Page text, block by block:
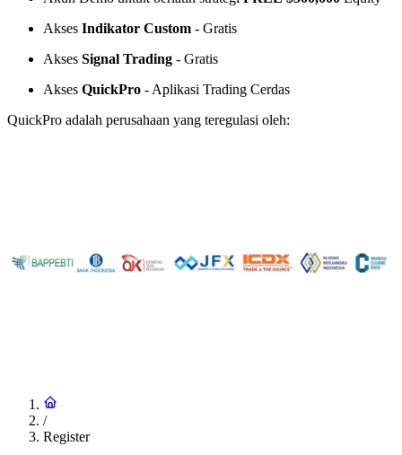
Akses Indikator Custom - Gratis
Akses Signal Trading - Gratis
Akses QuickPro - Aplikasi Trading Cerdas
QuickPro adalah perusahaan yang teregulasi oleh:
/
Register